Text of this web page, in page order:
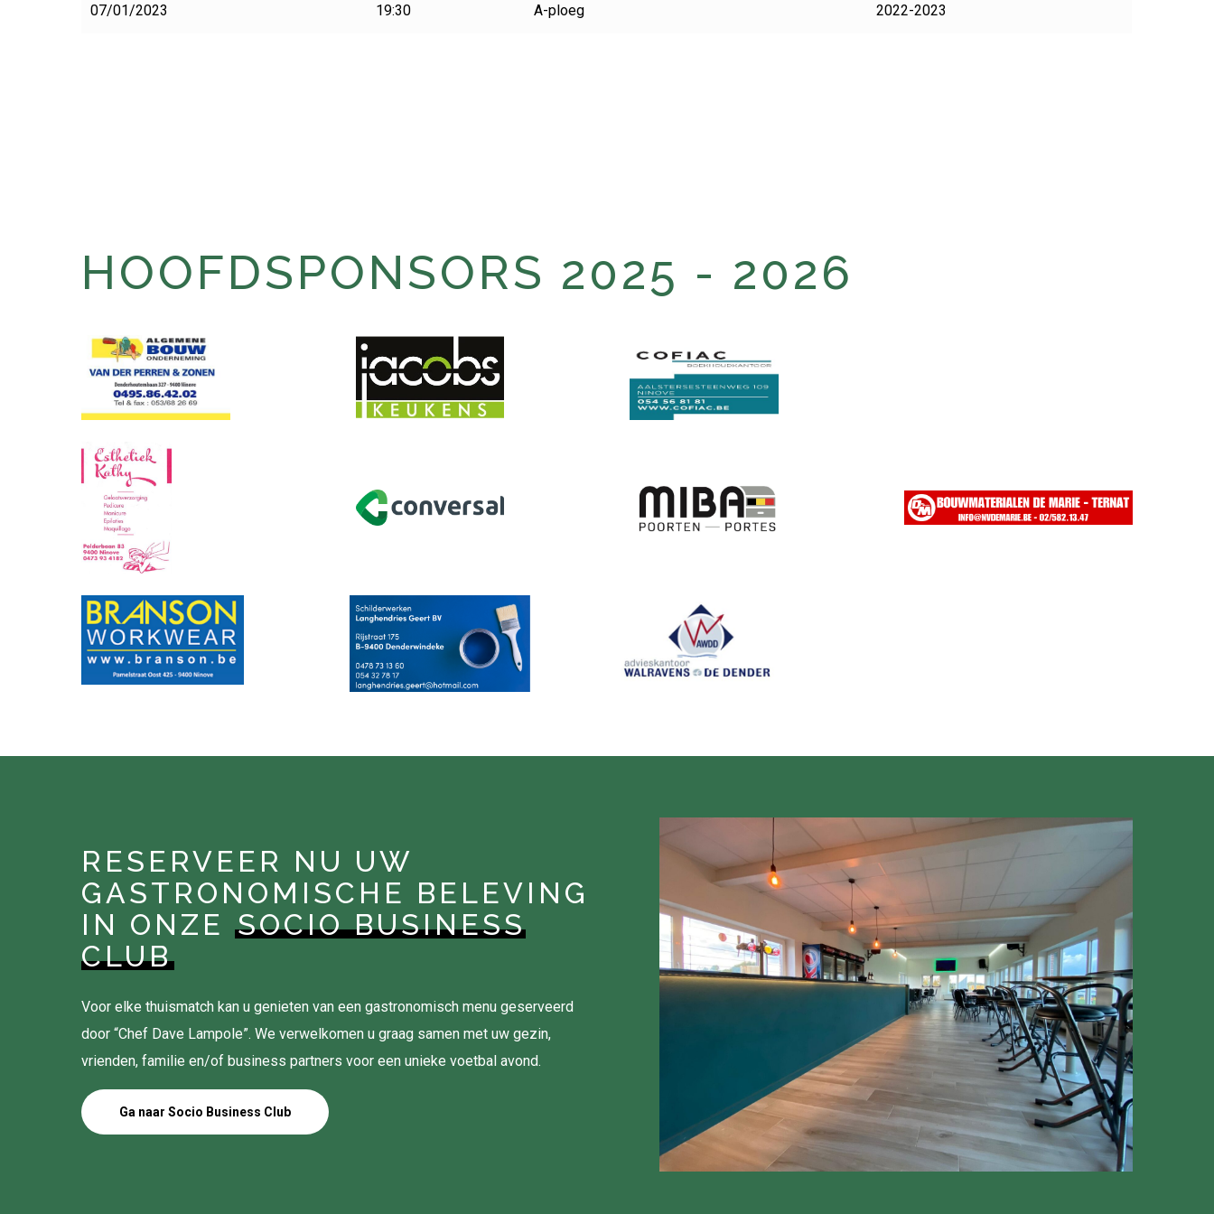
07/01/2023 19:30 A-ploeg 2022-2023
HOOFDSPONSORS 2025 - 2026
RESERVEER NU UW
GASTRONOMISCHE BELEVING
IN ONZESOCIO BUSINESS
CLUB
Voor elke thuismatch kan u genieten van een gastronomisch menu geserveerd
door “Chef Dave Lampole”. We verwelkomen u graag samen met uw gezin,
vrienden, familie en/of business partners voor een unieke voetbal avond.
Ga naar Socio Business Club